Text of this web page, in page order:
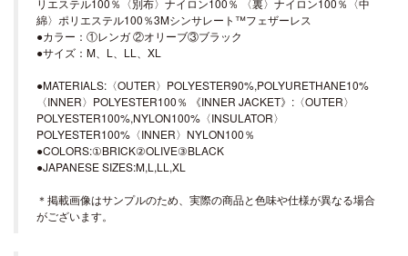
リエステル100％〈別布〉ナイロン100％ 〈裏〉ナイロン100％〈中
綿〉ポリエステル100％3Mシンサレート™フェザーレス
●カラー：①レンガ ②オリーブ③ブラック
●サイズ：M、L、LL、XL
●MATERIALS:〈OUTER〉POLYESTER90%,POLYURETHANE10%
〈INNER〉POLYESTER100％ 《INNER JACKET》:〈OUTER〉
POLYESTER100%,NYLON100%〈INSULATOR〉
POLYESTER100%〈INNER〉NYLON100％
●COLORS:①BRICK②OLIVE③BLACK
●JAPANESE SIZES:M,L,LL,XL
＊掲載画像はサンプルのため、実際の商品と色味や仕様が異なる場合
がございます。